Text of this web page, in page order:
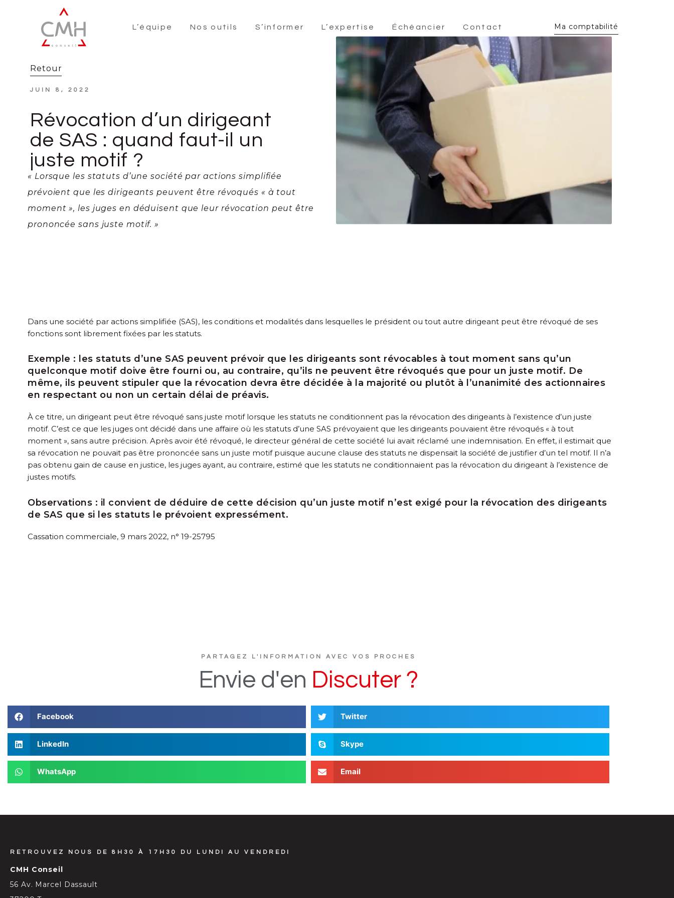
L’équipe Nos outils S’informer L’expertise Échéancier Contact Ma comptabilité
Retour
JUIN 8, 2022
Révocation d’un dirigeant
de SAS : quand faut-il un
juste motif ?
« Lorsque les statuts d’une société par actions simplifiée
prévoient que les dirigeants peuvent être révoqués « à tout
moment », les juges en déduisent que leur révocation peut être
prononcée sans juste motif. »
Dans une société par actions simplifiée (SAS), les conditions et modalités dans lesquelles le président ou tout autre dirigeant peut être révoqué de ses
fonctions sont librement fixées par les statuts.
Exemple : les statuts d’une SAS peuvent prévoir que les dirigeants sont révocables à tout moment sans qu’un
quelconque motif doive être fourni ou, au contraire, qu’ils ne peuvent être révoqués que pour un juste motif. De
même, ils peuvent stipuler que la révocation devra être décidée à la majorité ou plutôt à l’unanimité des actionnaires
en respectant ou non un certain délai de préavis.
À ce titre, un dirigeant peut être révoqué sans juste motif lorsque les statuts ne conditionnent pas la révocation des dirigeants à l’existence d’un juste
motif. C’est ce que les juges ont décidé dans une affaire où les statuts d’une SAS prévoyaient que les dirigeants pouvaient être révoqués « à tout
moment », sans autre précision. Après avoir été révoqué, le directeur général de cette société lui avait réclamé une indemnisation. En effet, il estimait que
sa révocation ne pouvait pas être prononcée sans un juste motif puisque aucune clause des statuts ne dispensait la société de justifier d’un tel motif. Il n’a
pas obtenu gain de cause en justice, les juges ayant, au contraire, estimé que les statuts ne conditionnaient pas la révocation du dirigeant à l’existence de
justes motifs.
Observations : il convient de déduire de cette décision qu’un juste motif n’est exigé pour la révocation des dirigeants
de SAS que si les statuts le prévoient expressément.
Cassation commerciale, 9 mars 2022, n° 19-25795
PARTAGEZ L'INFORMATION AVEC VOS PROCHES
Envie d'en Discuter ?
Facebook Twitter
LinkedIn Skype
WhatsApp Email
RETROUVEZ NOUS DE 8H30 À 17H30 DU LUNDI AU VENDREDI
CMH Conseil
56 Av. Marcel Dassault